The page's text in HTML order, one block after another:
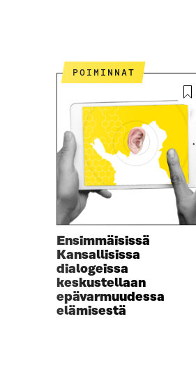
POIMINNAT
Ensimmäisissä
Kansallisissa
dialogeissa
keskustellaan
epävarmuudessa
elämisestä